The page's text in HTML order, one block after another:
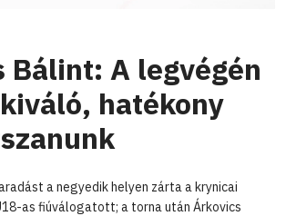
Bálint: A legvégén
hatékony
a negyedik helyen zárta a krynicai
as fiúválogatott; a torna után Árkovics